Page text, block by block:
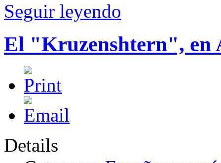
Seguir leyendo
El "Kruzenshtern", en
Details